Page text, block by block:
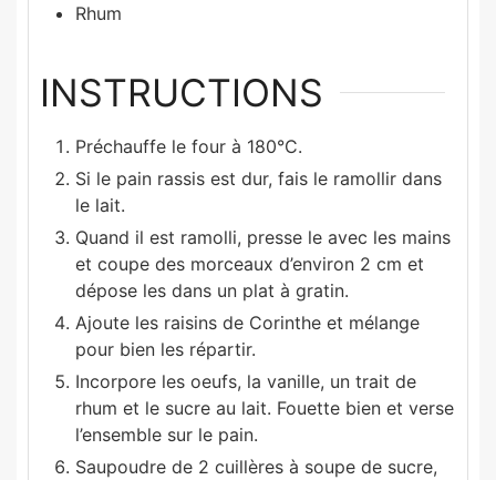
Rhum
INSTRUCTIONS
Préchauffe le four à 180°C.
Si le pain rassis est dur, fais le ramollir dans
le lait.
Quand il est ramolli, presse le avec les mains
et coupe des morceaux d’environ 2 cm et
dépose les dans un plat à gratin.
Ajoute les raisins de Corinthe et mélange
pour bien les répartir.
Incorpore les oeufs, la vanille, un trait de
rhum et le sucre au lait. Fouette bien et verse
l’ensemble sur le pain.
Saupoudre de 2 cuillères à soupe de sucre,